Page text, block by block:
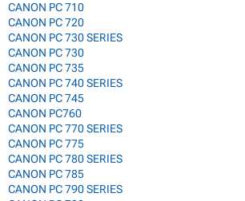
CANON PC 710
CANON PC 720
CANON PC 730 SERIES
CANON PC 730
CANON PC 735
CANON PC 740 SERIES
CANON PC 745
CANON PC760
CANON PC 770 SERIES
CANON PC 775
CANON PC 780 SERIES
CANON PC 785
CANON PC 790 SERIES